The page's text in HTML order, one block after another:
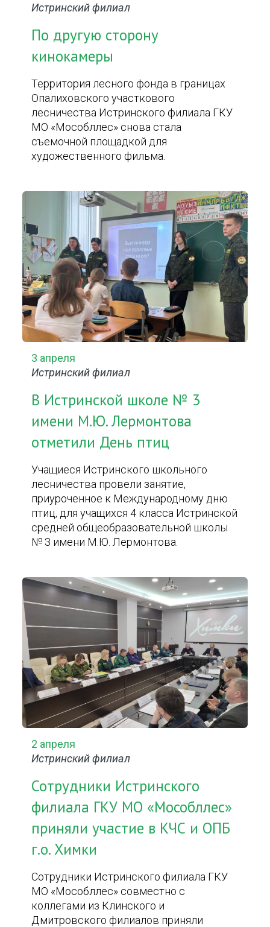
Истринский филиал
По другую сторону
кинокамеры
Территория лесного фонда в границах
Опалиховского участкового
лесничества Истринского филиала ГКУ
МО «Мособллес» снова стала
съемочной площадкой для
художественного фильма.
3 апреля
Истринский филиал
В Истринской школе № 3
имени М.Ю. Лермонтова
отметили День птиц
Учащиеся Истринского школьного
лесничества провели занятие,
приуроченное к Международному дню
птиц, для учащихся 4 класса Истринской
средней общеобразовательной школы
№ 3 имени М.Ю. Лермонтова.
2 апреля
Истринский филиал
Сотрудники Истринского
филиала ГКУ МО «Мособллес»
приняли участие в КЧС и ОПБ
г.о. Химки
Сотрудники Истринского филиала ГКУ
МО «Мособллес» совместно с
коллегами из Клинского и
Дмитровского филиалов приняли